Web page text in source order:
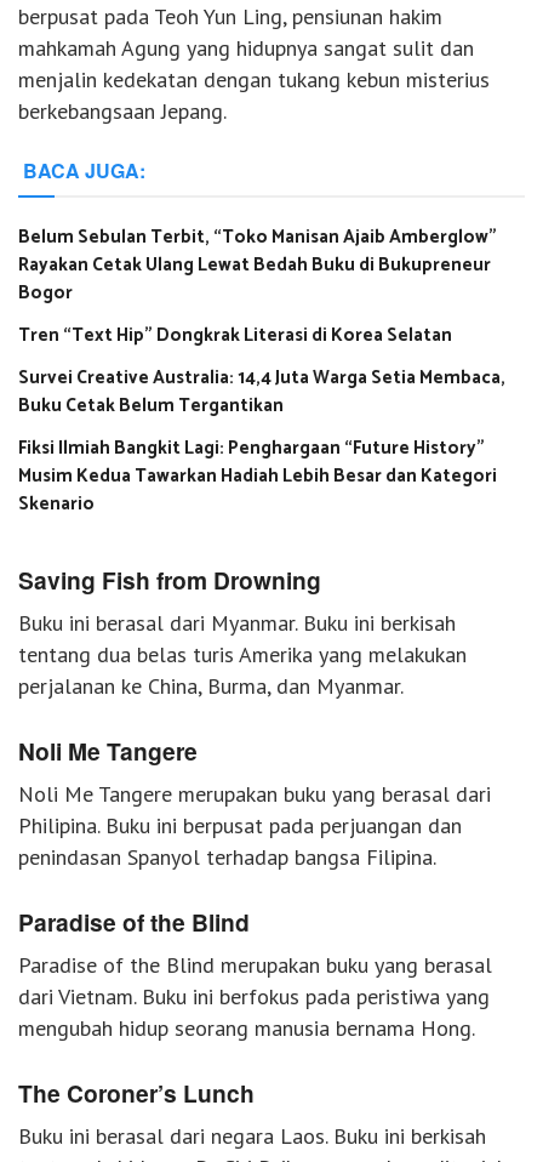
berpusat pada Teoh Yun Ling, pensiunan hakim
mahkamah Agung yang hidupnya sangat sulit dan
menjalin kedekatan dengan tukang kebun misterius
berkebangsaan Jepang.
BACA JUGA:
Belum Sebulan Terbit, “Toko Manisan Ajaib Amberglow”
Rayakan Cetak Ulang Lewat Bedah Buku di Bukupreneur
Bogor
Tren “Text Hip” Dongkrak Literasi di Korea Selatan
Survei Creative Australia: 14,4 Juta Warga Setia Membaca,
Buku Cetak Belum Tergantikan
Fiksi Ilmiah Bangkit Lagi: Penghargaan “Future History”
Musim Kedua Tawarkan Hadiah Lebih Besar dan Kategori
Skenario
Saving Fish from Drowning
Buku ini berasal dari Myanmar. Buku ini berkisah
tentang dua belas turis Amerika yang melakukan
perjalanan ke China, Burma, dan Myanmar.
Noli Me Tangere
Noli Me Tangere merupakan buku yang berasal dari
Philipina. Buku ini berpusat pada perjuangan dan
penindasan Spanyol terhadap bangsa Filipina.
Paradise of the Blind
Paradise of the Blind merupakan buku yang berasal
dari Vietnam. Buku ini berfokus pada peristiwa yang
mengubah hidup seorang manusia bernama Hong.
The Coroner’s Lunch
Buku ini berasal dari negara Laos. Buku ini berkisah